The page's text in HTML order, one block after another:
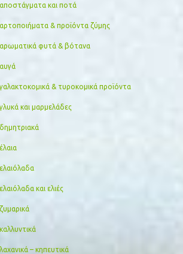
αποστάγματα και ποτά
& προϊόντα ζύμης
αρωματικά φυτά & βότανα
& τυροκομικά προϊόντα
και μαρμελάδες
και ελιές
– κηπευτικά